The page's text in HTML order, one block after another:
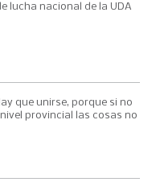
lucha nacional de la UDA
que unirse, porque si no
provincial las cosas no